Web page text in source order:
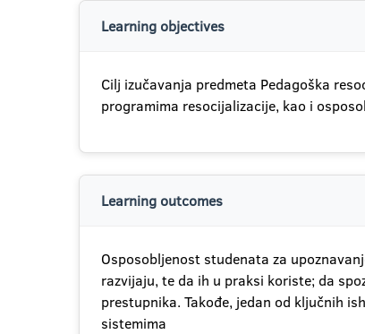
Learning objectives
Cilj izučavanja predmeta Pedagoška
programima resocijalizacije, kao i
Learning outcomes
Osposobljenost studenata za
razvijaju, te da ih u praksi koriste; da
prestupnika. Takođe, jedan od ključnih
sistemima